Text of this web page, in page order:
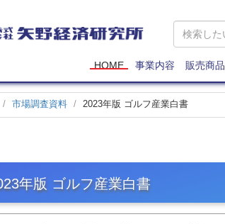
矢
野
研
究
所
HOME 事業内容 販売商品
市場調査資料 2023年版 ゴルフ産業白書
年版 ゴルフ産業白書